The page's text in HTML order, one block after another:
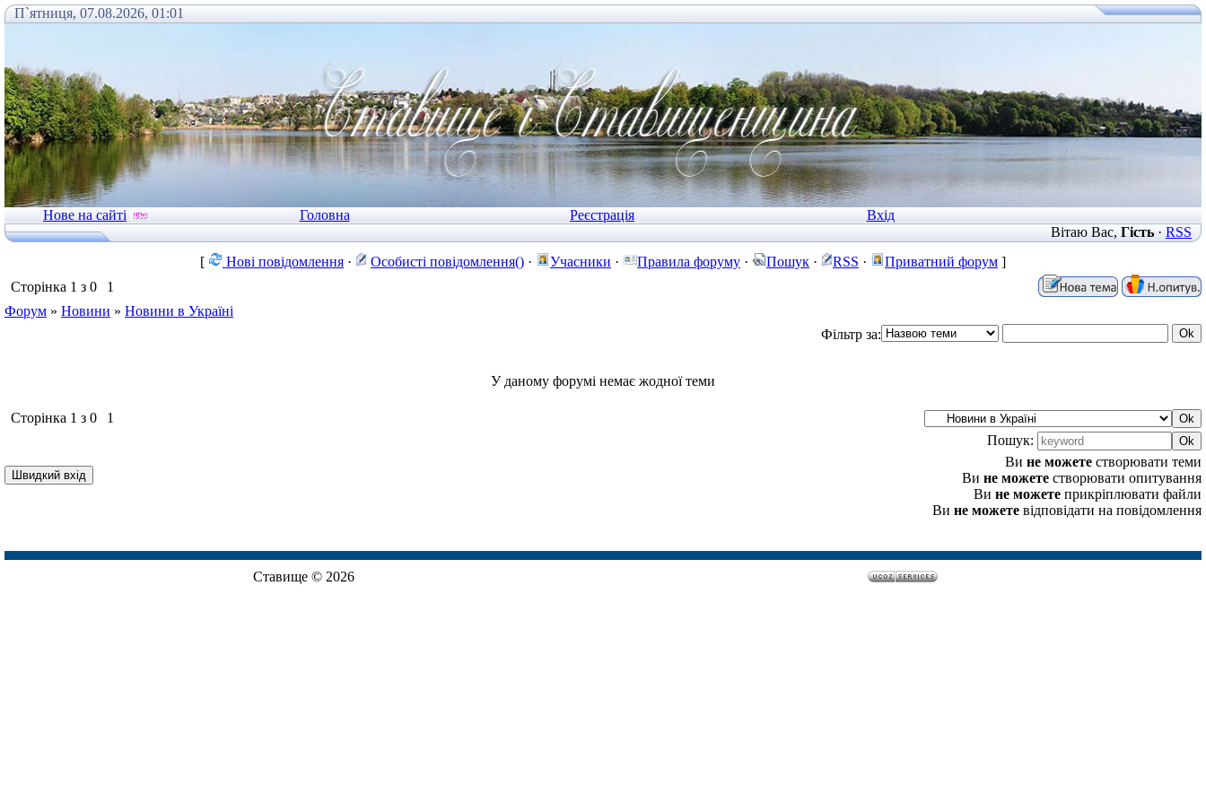
П`ятниця, 07.08.2026, 01:01
Нове на сайті Головна Реєстрація
Вхід
Вітаю Вас, Гість· RSS
[
Нові повідомлення · Особисті повідомлення() · Учасники · Правила форуму · Пошук · RSS · Приватний форум ]
Сторінка 1 з 0
1
Форум » Новини » Новини в Україні
Фільтр за:
У даному форумі немає жодної теми
Сторінка 1 з 0
1
Пошук:
Ви не можете створювати теми
Ви не можете створювати опитування
Ви не можете прикріплювати файли
Ви не можете відповідати на повідомлення
Ставище © 2026